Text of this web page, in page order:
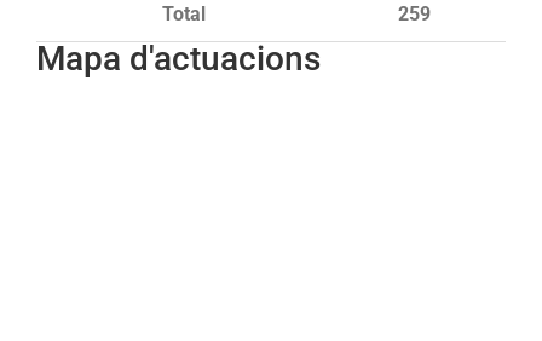
Total 259
Mapa d'actuacions